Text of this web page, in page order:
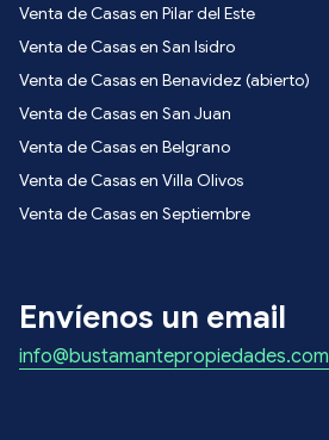
Venta de Casas en Pilar del Este
Venta de Casas en San Isidro
Venta de Casas en Benavidez (abierto)
Venta de Casas en San Juan
Venta de Casas en Belgrano
Venta de Casas en Villa Olivos
Venta de Casas en Septiembre
Envíenos un email
info@bustamantepropiedades.com